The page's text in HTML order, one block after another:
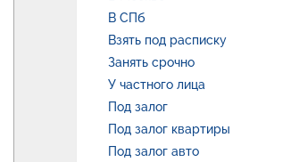
В СПб
Взять под расписку
Занять срочно
У частного лица
Под залог
Под залог квартиры
Под залог авто